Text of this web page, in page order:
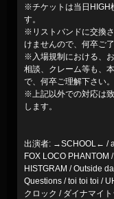
※チケットは当日HIGH
す。
※リストバンドに交換
けませんので、何卒ご了
※入場規制における、
相談、クレーム等も、
で、何卒ご理解下さい。
※上記以外での対応は
します。
出演者: →SCHOOL← /
FOX LOCO PHANTOM
HISTGRAM / Outside
Questions / toi toi toi /
クロック / ダイナマイ